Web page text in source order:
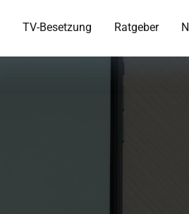
TV-Besetzung Ratgeber